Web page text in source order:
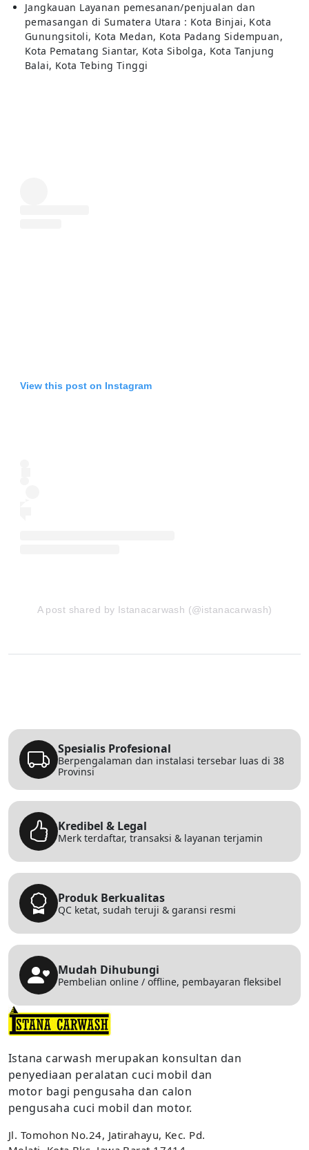
Jangkauan Layanan pemesanan/penjualan dan
pemasangan di Sumatera Utara : Kota Binjai, Kota
Gunungsitoli, Kota Medan, Kota Padang Sidempuan,
Kota Pematang Siantar, Kota Sibolga, Kota Tanjung
Balai, Kota Tebing Tinggi
View this post on Instagram
A post shared by Istanacarwash (@istanacarwash)
Spesialis Profesional
Berpengalaman dan instalasi tersebar luas di 38
Provinsi
Kredibel & Legal
Merk terdaftar, transaksi & layanan terjamin
Produk Berkualitas
QC ketat, sudah teruji & garansi resmi
Mudah Dihubungi
Pembelian online / offline, pembayaran fleksibel
Istana carwash merupakan konsultan dan
penyediaan peralatan cuci mobil dan
motor bagi pengusaha dan calon
pengusaha cuci mobil dan motor.
Jl. Tomohon No.24, Jatirahayu, Kec. Pd.